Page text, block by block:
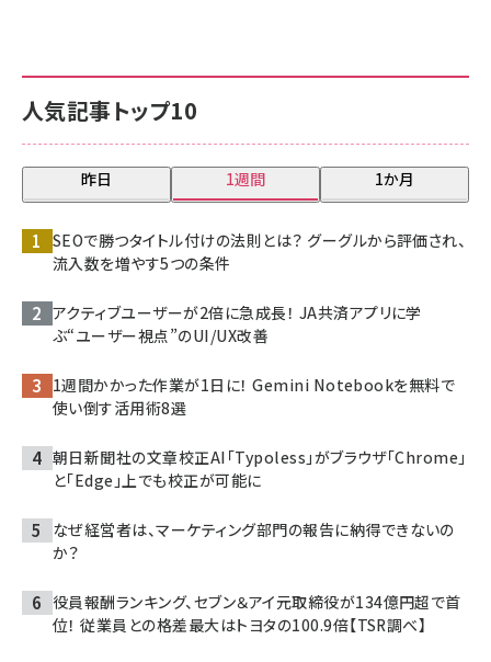
人気記事トップ10
昨日 1週間 1か月
SEOで勝つタイトル付けの法則とは？ グーグルから評価され、
流入数を増やす5つの条件
アクティブユーザーが2倍に急成長！ JA共済アプリに学
ぶ“ユーザー視点”のUI/UX改善
1週間かかった作業が1日に！ Gemini Notebookを無料で
使い倒す活用術8選
朝日新聞社の文章校正AI「Typoless」がブラウザ「Chrome」
と「Edge」上でも校正が可能に
なぜ経営者は、マーケティング部門の報告に納得できないの
か？
役員報酬ランキング、セブン＆アイ元取締役が134億円超で首
位！ 従業員との格差最大はトヨタの100.9倍【TSR調べ】